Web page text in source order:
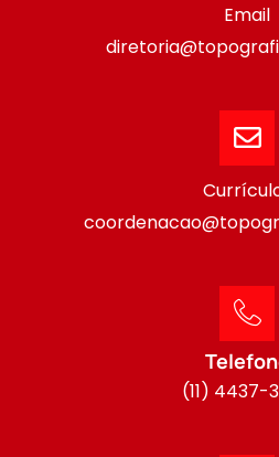
Email
(11) 4437-